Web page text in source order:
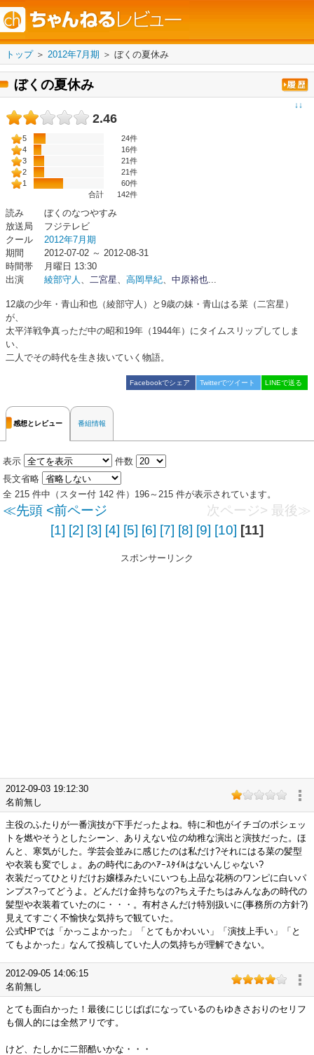
トップ＞ 2012年7月期 ＞ ぼくの夏休み
ぼくの夏休み
↓↓
2.46
5
24件
4
16件
3
21件
2
21件
1
60件
合計
142件
読み
ぼくのなつやすみ
放送局
フジテレビ
クール
2012年7月期
期間
2012-07-02 ～ 2012-08-31
時間帯
月曜日 13:30
出演
綾部守人 、 二宮星、 高岡早紀、 中原裕也...
12歳の少年・青山和也（綾部守人）と9歳の妹・青山はる菜（二宮星）
が、
太平洋戦争真っただ中の昭和19年（1944年）にタイムスリップしてしま
い、
二人でその時代を生き抜いていく物語。
Facebookでシェア Twitterでツイート LINEで送る
感想とレビュー 番組情報
表示
件数
長文省略
全 215 件中（スター付 142 件）196～215 件が表示されています。
≪先頭 <前ページ 次ページ> 最後≫
[1] [2] [3] [4] [5] [6] [7] [8] [9] [10] [11]
スポンサーリンク
2012-09-03 19:12:30
名前無し
主役のふたりが一番演技が下手だったよね。特に和也がイチゴのポシェッ
トを燃やそうとしたシーン、ありえない位の幼稚な演出と演技だった。ほ
んと、寒気がした。学芸会並みに感じたのは私だけ?それにはる菜の髪型
や衣装も変でしょ。あの時代にあのﾍｱｰｽﾀｲﾙはないんじゃない?
衣装だってひとりだけお嬢様みたいにいつも上品な花柄のワンピに白いパ
ンプス?ってどうよ。どんだけ金持ちなの?ちえ子たちはみんなあの時代の
髪型や衣装着ていたのに・・・。有村さんだけ特別扱いに(事務所の方針?)
見えてすごく不愉快な気持ちで観ていた。
公式HPでは「かっこよかった」「とてもかわいい」「演技上手い」「と
てもよかった」なんて投稿していた人の気持ちが理解できない。
2012-09-05 14:06:15
名前無し
とても面白かった！最後にじじばばになっているのもゆきさおりのセリフ
も個人的には全然アリです。
けど、たしかに二部酷いかな・・・